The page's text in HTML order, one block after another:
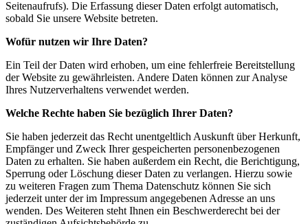
Seitenaufrufs). Die Erfassung dieser Daten erfolgt automatisch,
sobald Sie unsere Website betreten.
Wofür nutzen wir Ihre Daten?
Ein Teil der Daten wird erhoben, um eine fehlerfreie Bereitstellung
der Website zu gewährleisten. Andere Daten können zur Analyse
Ihres Nutzerverhaltens verwendet werden.
Welche Rechte haben Sie bezüglich Ihrer Daten?
Sie haben jederzeit das Recht unentgeltlich Auskunft über Herkunft,
Empfänger und Zweck Ihrer gespeicherten personenbezogenen
Daten zu erhalten. Sie haben außerdem ein Recht, die Berichtigung,
Sperrung oder Löschung dieser Daten zu verlangen. Hierzu sowie
zu weiteren Fragen zum Thema Datenschutz können Sie sich
jederzeit unter der im Impressum angegebenen Adresse an uns
wenden. Des Weiteren steht Ihnen ein Beschwerderecht bei der